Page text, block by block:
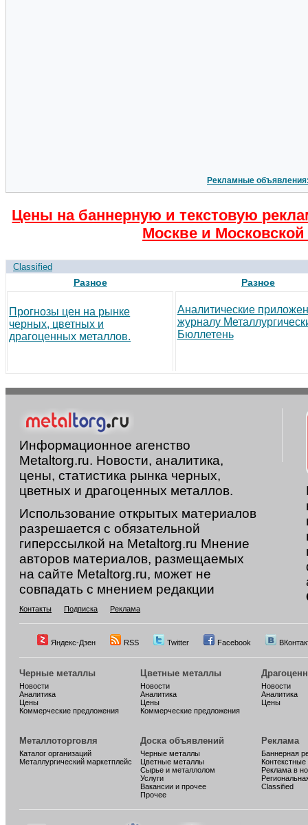
Рекламные
Цены на баннерную и текстовую
Москве и Московской
Classified
Разное
Прогнозы цен на рынке
черных, цветных и
драгоценных металлов.
Разное
Аналитические
журналу
Бюллетень
Информационное агенство
Metaltorg.ru. Новости, аналитика,
цены, статистика рынка черных,
цветных и драгоценных металлов.
Использование открытых материалов
разрешается с обязательной
гиперссылкой на Metaltorg.ru Мнение
авторов материалов, размещаемых
на сайте Metaltorg.ru, может не
совпадать с мнением редакции
Контакты Подписка Реклама
Яндекс-Дзен RSS Twitter Facebook
Черные металлы
Новости
Аналитика
Цены
Коммерческие предложения
Цветные металлы
Новости
Аналитика
Цены
Коммерческие предложения
Новости
Аналитика
Цены
Металлоторговля
Каталог организаций
Металлургический маркетплейс
Доска объявлений
Черные металлы
Цветные металлы
Сырье и металлолом
Услуги
Вакансии и прочее
Прочее
Реклама
Баннерная
Реклама в
Classified